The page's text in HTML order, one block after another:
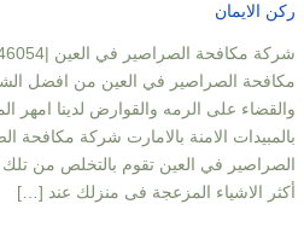
ركن الايمان
مكافحة الصراصير في العين من افضل
والقضاء على الرمه والقوارض لدينا امهر
بالمبيدات الامنة بالامارت شركة
الصراصير في العين تقوم بالتخلص من
أكثر الاشياء المزعجة فى منزلك عند […]